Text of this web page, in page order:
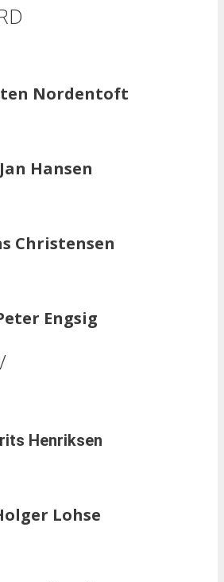
Nordentoft
Jan Hansen
Christensen
Engsig
Henriksen
Lohse